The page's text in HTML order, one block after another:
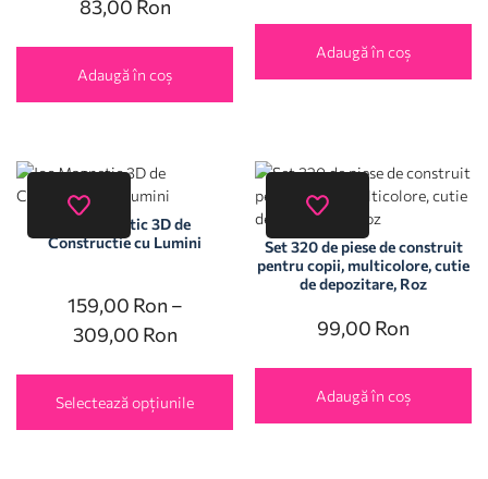
83,00 Ron
Adaugă în coș
Adaugă în coș
Joc Magnetic 3D de
Constructie cu Lumini
159,00 Ron –
309,00 Ron
Selectează opțiunile
Set 320 de piese de construit
pentru copii, multicolore, cutie
de depozitare, Roz
99,00 Ron
Adaugă în coș